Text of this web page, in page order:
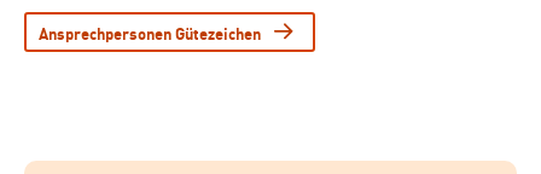
Ansprechpersonen Gütezeichen